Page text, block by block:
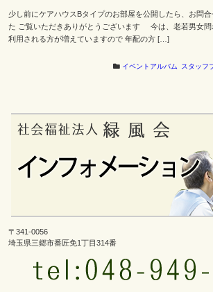
少し前にケアハウスBタイプのお部屋を公開したら、お問
た ご覧いただきありがとうございます 今は、老若男女問
利用される方が増えていますので 年配の方 […]
イベントアルバム スタッフ
〒341-0056
埼玉県三郷市番匠免1丁目314番